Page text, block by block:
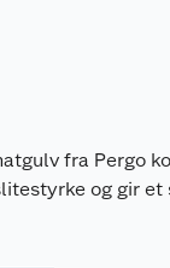
fra Pergo
og gir